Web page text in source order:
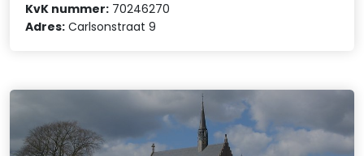
KvK nummer: 70246270
Adres: Carlsonstraat 9